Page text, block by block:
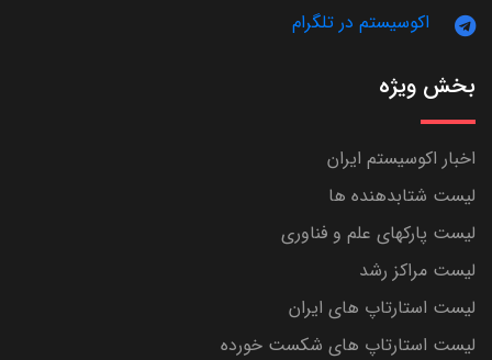
اکوسیستم در تلگرام
بخش ویژه
اخبار اکوسیستم ایران
لیست شتابدهنده ها
لیست پارکهای علم و فناوری
لیست مراکز رشد
لیست استارتاپ های ایران
لیست استارتاپ های شکست خورده